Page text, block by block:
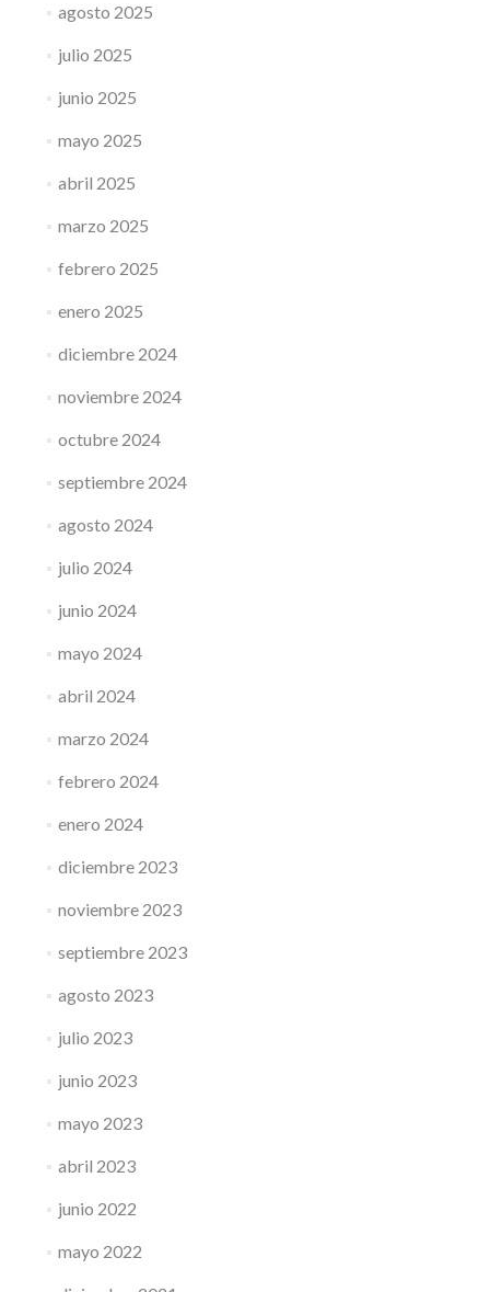
agosto 2025
julio 2025
junio 2025
mayo 2025
abril 2025
marzo 2025
febrero 2025
enero 2025
diciembre 2024
noviembre 2024
octubre 2024
septiembre 2024
agosto 2024
julio 2024
junio 2024
mayo 2024
abril 2024
marzo 2024
febrero 2024
enero 2024
diciembre 2023
noviembre 2023
septiembre 2023
agosto 2023
julio 2023
junio 2023
mayo 2023
abril 2023
junio 2022
mayo 2022